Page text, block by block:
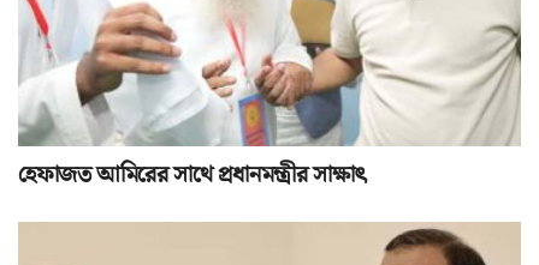
হেফাজত আমিরের সাথে প্রধানমন্ত্রীর সাক্ষাৎ